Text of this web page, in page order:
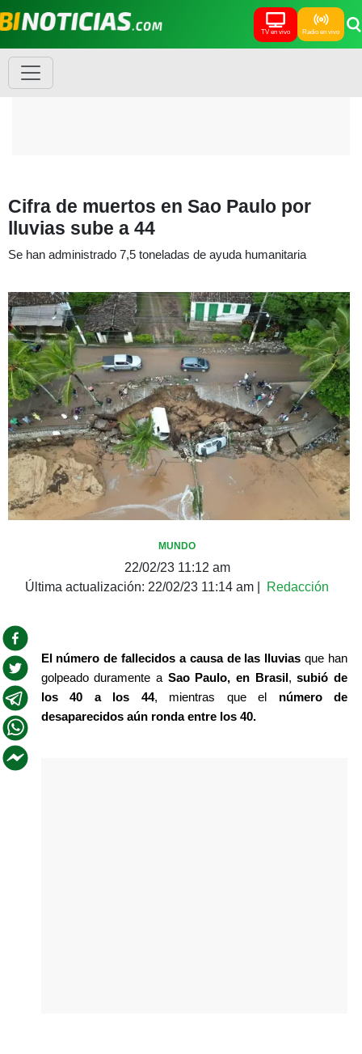
TV en vivo Radio en vivo
Cifra de muertos en Sao Paulo por
lluvias sube a 44
Se han administrado 7,5 toneladas de ayuda humanitaria
MUNDO
22/02/23 11:12 am
Última actualización: 22/02/23 11:14 am Redacción
El número de fallecidos a causa de las lluvias que han
golpeado duramente a Sao Paulo, en Brasil , subió de
los 40 a los 44, mientras que el número de
desaparecidos aún ronda entre los 40.